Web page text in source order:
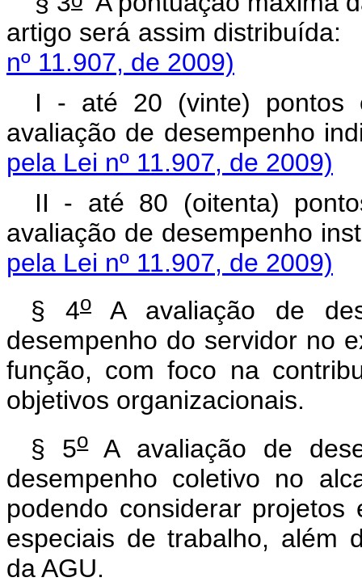
artigo será assim
nº 11.907, de 2009)
I - até 20 (vinte) pontos
avaliação de
pela Lei nº 11.907, de 2009)
II - até 80 (oitenta)
avaliação de
pela Lei nº 11.907, de 2009)
§ 4o A avaliação de
desempenho do servidor no
função, com foco na
objetivos organizacionais.
§ 5oA avaliação de
desempenho coletivo no
podendo considerar
especiais de trabalho, além
da AGU.